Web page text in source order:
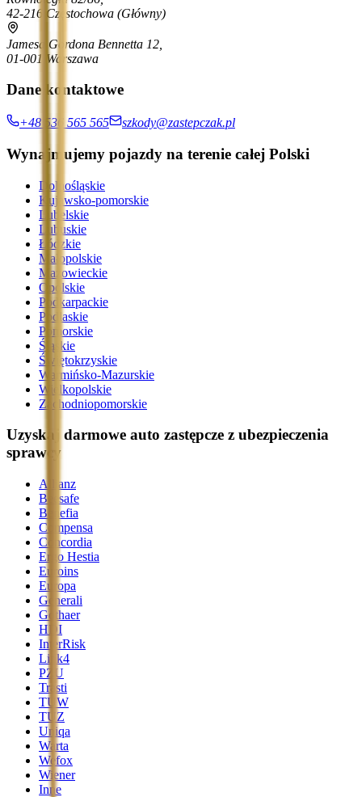
42-216 Częstochowa (Główny)
Jamesa Gordona Bennetta 12,
01-001 Warszawa
Dane kontaktowe
+48 536 565 565 szkody@zastepczak.pl
Wynajmujemy pojazdy na terenie całej Polski
Dolnośląskie
Kujawsko-pomorskie
Lubelskie
Lubuskie
Łódzkie
Małopolskie
Mazowieckie
Opolskie
Podkarpackie
Podlaskie
Pomorskie
Śląskie
Świętokrzyskie
Warmińsko-Mazurskie
Wielkopolskie
Zachodniopomorskie
Uzyskaj darmowe auto zastępcze z ubezpieczenia
sprawcy
Allianz
Beesafe
Benefia
Compensa
Concordia
Ergo Hestia
Euroins
Europa
Generali
Gothaer
HDI
InterRisk
Link4
PZU
Trasti
TUW
TUZ
Uniqa
Warta
Wefox
Wiener
Inne